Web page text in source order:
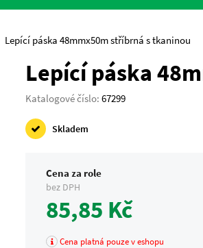
Lepící páska 48mmx50m stříbrná s tkaninou
Lepící páska
Katalogové číslo:67299
Skladem
Cena za role
bez DPH
85,85 Kč
Cena platná pouze v eshopu